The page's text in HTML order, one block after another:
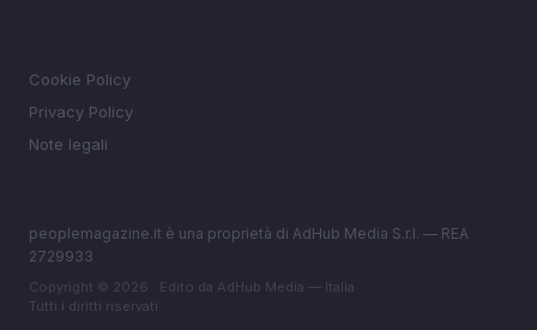
Cookie Policy
Privacy Policy
Note legali
peoplemagazine.it è una proprietà di AdHub Media S.r.l. — REA
2729933
Copyright © 2026 · Edito da AdHub Media — Italia
Tutti i diritti riservati